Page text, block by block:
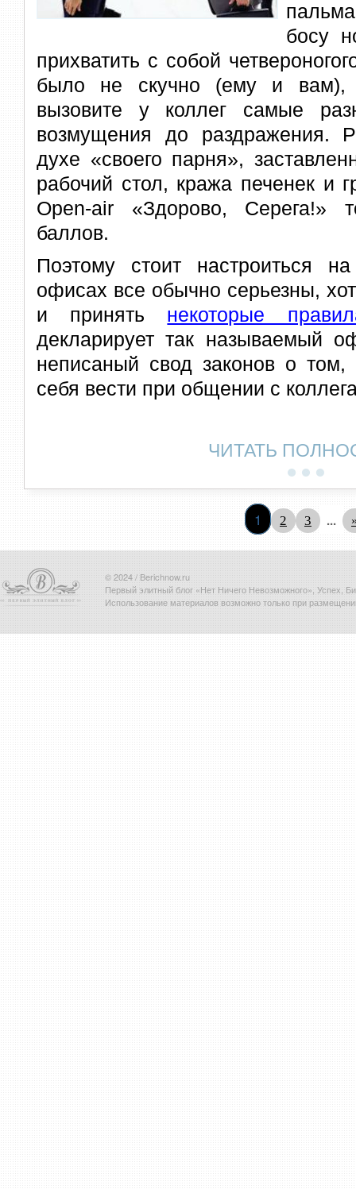
босу
прихватить с собой
было не скучно (ему и вам),
вызовите у коллег самые
возмущения до раздражения.
духе «своего парня»,
рабочий стол, кража печенек и
Open-air «Здорово, Серега!»
баллов.
Поэтому стоит настроиться
офисах все обычно серьезны,
и принять некоторые
декларирует так называемый
неписаный свод законов о
себя вести при общении с
ЧИТАТЬ
1 2 3 ...
© 2024 / Berichnow.ru
Первый элитный блог «Нет Ничего Невозможного», Успех,
Использование материалов возможно только при